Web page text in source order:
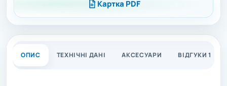
Картка PDF
ОПИС ТЕХНІЧНІ ДАНІ АКСЕСУАРИ ВІДГУКИ 1